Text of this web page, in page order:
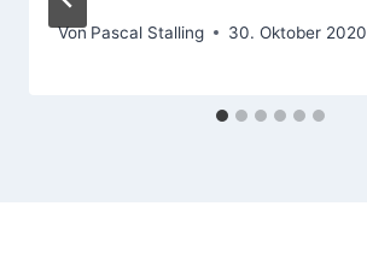
Von Pascal Stalling 30. Oktober 2020